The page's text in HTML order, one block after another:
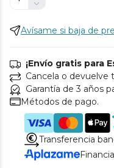
Avísame si baja de
¡Envío gratis para
Cancela o devuelve
Garantía de 3 años
Métodos de pago.
Transferencia